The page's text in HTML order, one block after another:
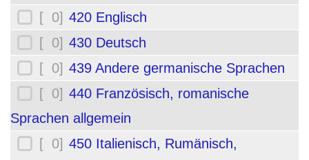
[ 0] 420 Englisch
[ 0] 430 Deutsch
[ 0] 439 Andere germanische Sprachen
[ 0] 440 Französisch, romanische
Sprachen allgemein
[ 0] 450 Italienisch, Rumänisch,